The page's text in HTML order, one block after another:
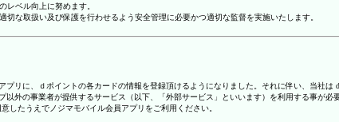
レベル向上に努めます。
な取扱い及び保護を行わせるよう安全管理に必要かつ適切な監督を実施いたします。
リに、ｄポイントの各カードの情報を登録頂けるようになりました。それに伴い、当社
外の事業者が提供するサービス（以下、「外部サービス」といいます）を利用する事が
したうえでノジマモバイル会員アプリをご利用ください。